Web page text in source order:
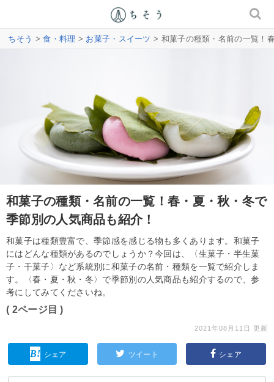
ちそう >食・料理 > お菓子・スイーツ > 和菓子の種類・名前の一覧！
和菓子の種類・名前の一覧！春・夏・秋・冬で
季節別の人気商品も紹介！
和菓子は種類豊富で、季節感を感じる物も多くあります。和菓子
にはどんな種類があるのでしょうか？今回は、〈生菓子・半生菓
子・干菓子〉など系統別に和菓子の名前・種類を一覧で紹介しま
す。〈春・夏・秋・冬〉で季節別の人気商品も紹介するので、参
考にしてみてくださいね。
( 2ページ目 )
2021年08月11日 更新
シェア ツイート シェア